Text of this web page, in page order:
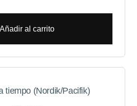
Añadir al carrito
tiempo (Nordik/Pacifik)